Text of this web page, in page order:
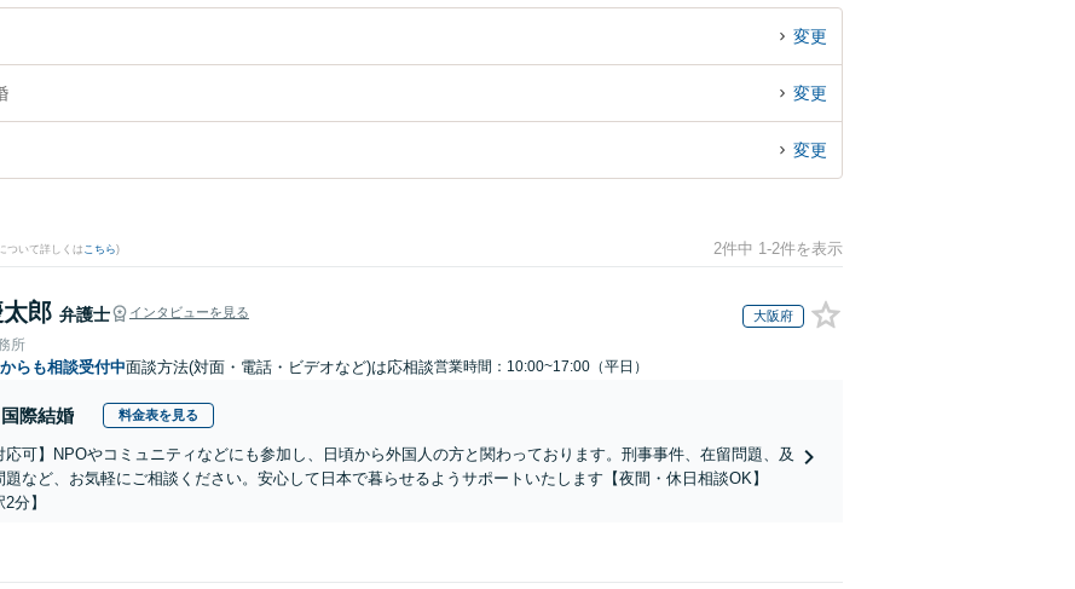
る田辺市内の弁護士に相談予約したい』などでお困りの相談者さんにおすすめです。
変更
変更
変更
ついて詳しくはこちら) 2件中 1-2件を表示
郎 弁護士 インタビューを見る 大阪府
所
からも相談受付中面談方法(対面・電話・ビデオなど)は応相談営業時間：10:00~17:00（平日）
国際結婚 料金表を見る
応可】NPOやコミュニティなどにも参加し、日頃から外国人の方と関わっております。刑事事件、在留問題、及
題など、お気軽にご相談ください。安心して日本で暮らせるようサポートいたします【夜間・休日相談OK】
2分】